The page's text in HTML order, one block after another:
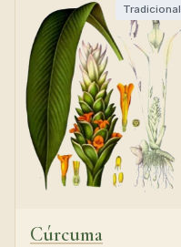
Tradicional
Cúrcuma